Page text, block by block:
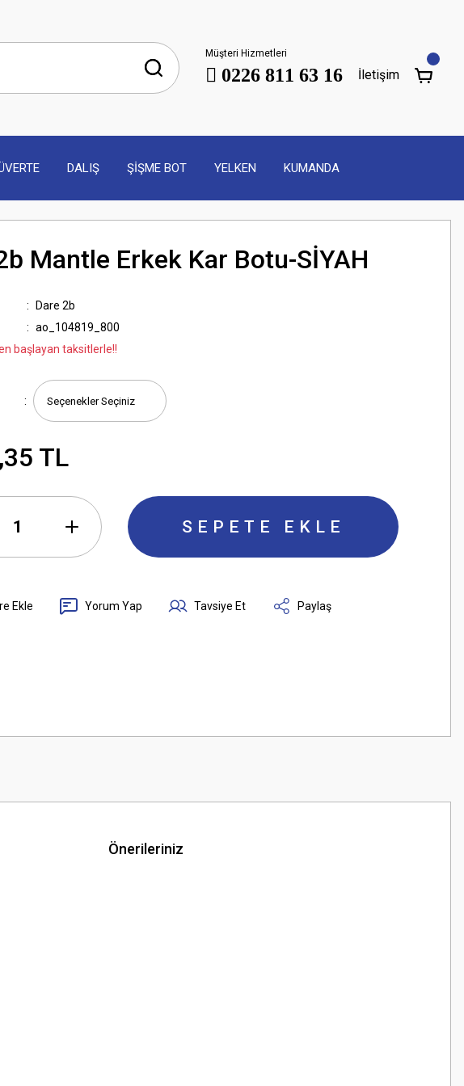
Müşteri Hizmetleri
0226 811 63 16 İletişim
DALIŞ ŞİŞME BOT YELKEN KUMANDA
Mantle Erkek Kar Botu-SİYAH
Dare 2b
ao_104819_800
başlayan taksitlerle!!
TL
SEPETE EKLE
Yorum Yap Tavsiye Et Paylaş
Önerileriniz